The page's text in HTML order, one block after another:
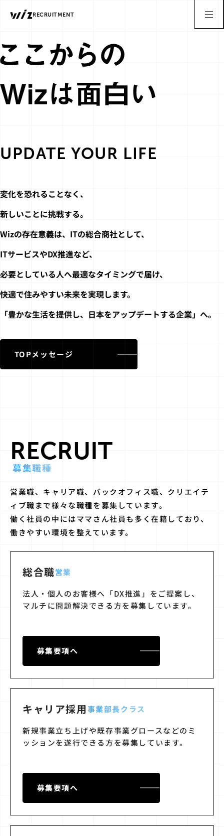
RECRUITMENT
UPDATE YOUR LIFE
変化を恐れることなく、
新しいことに挑戦する。
Wizの存在意義は、ITの総合商社として、
ITサービスやDX推進など、
必要としている人へ最適なタイミングで届け、
快適で住みやすい未来を実現します。
「豊かな生活を提供し、日本をアップデートする企業」へ。
TOPメッセージ
RECRUIT
募集職種
営業職、キャリア職、バックオフィス職、クリエイテ
ィブ職まで様々な職種を募集しています。
働く社員の中にはママさん社員も多く在籍しており、
働きやすい環境を整えています。
総合職営業
法人・個人のお客様へ「DX推進」をご提案し、
マルチに問題解決できる方を募集しています。
募集要項へ
キャリア採用事業部長クラス
新規事業立ち上げや既存事業グロースなどのミ
ッションを遂行できる方を募集しています。
募集要項へ